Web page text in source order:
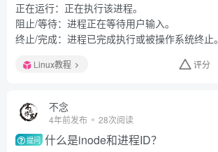
正在运行：正在执行该进程。
阻止/等待：进程正在等待用户输入。
终止/完成：进程已完成执行或被操作系统终止。
Linux教程 评分
不念
4年前发布 28次阅读
提问 什么是inode和进程ID？